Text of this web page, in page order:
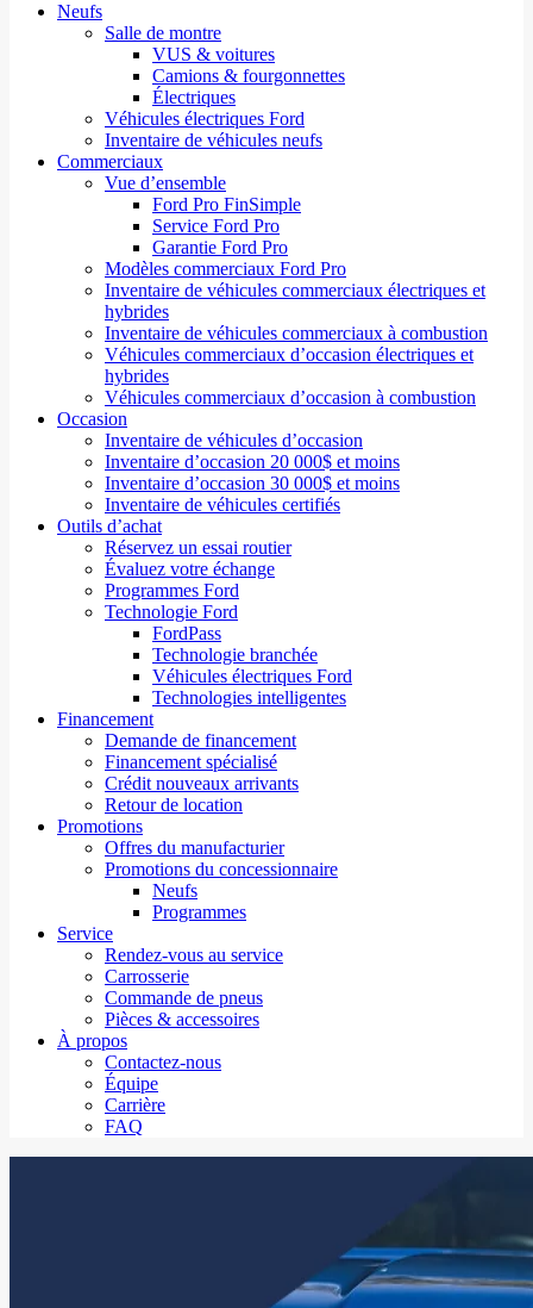
Neufs
Salle de montre
VUS & voitures
Camions & fourgonnettes
Électriques
Véhicules électriques Ford
Inventaire de véhicules neufs
Commerciaux
Vue d’ensemble
Ford Pro FinSimple
Service Ford Pro
Garantie Ford Pro
Modèles commerciaux Ford Pro
Inventaire de véhicules commerciaux électriques et
hybrides
Inventaire de véhicules commerciaux à combustion
Véhicules commerciaux d’occasion électriques et
hybrides
Véhicules commerciaux d’occasion à combustion
Occasion
Inventaire de véhicules d’occasion
Inventaire d’occasion 20 000$ et moins
Inventaire d’occasion 30 000$ et moins
Inventaire de véhicules certifiés
Outils d’achat
Réservez un essai routier
Évaluez votre échange
Programmes Ford
Technologie Ford
FordPass
Technologie branchée
Véhicules électriques Ford
Technologies intelligentes
Financement
Demande de financement
Financement spécialisé
Crédit nouveaux arrivants
Retour de location
Promotions
Offres du manufacturier
Promotions du concessionnaire
Neufs
Programmes
Service
Rendez-vous au service
Carrosserie
Commande de pneus
Pièces & accessoires
À propos
Contactez-nous
Équipe
Carrière
FAQ